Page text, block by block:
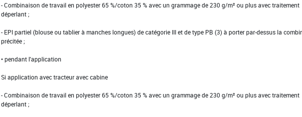
- Combinaison de travail en polyester 65 %/coton 35 % avec un grammage de 230 g/m² ou plus avec traitement
déperlant ;
- EPI partiel (blouse ou tablier à manches longues) de catégorie III et de type PB (3) à porter par-dessus la
précitée ;
• pendant l'application
Si application avec tracteur avec cabine
- Combinaison de travail en polyester 65 %/coton 35 % avec un grammage de 230 g/m² ou plus avec traitement
déperlant ;